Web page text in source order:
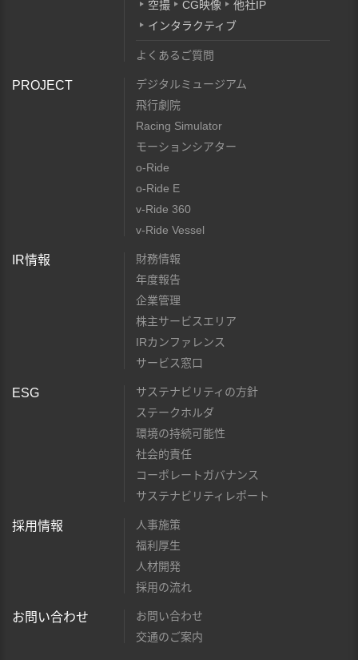
空撮
CG映像
他社IP
インタラクティブ
よくあるご質問
PROJECT
デジタルミュージアム
飛行劇院
Racing Simulator
モーションシアター
o-Ride
o-Ride E
v-Ride 360
v-Ride Vessel
IR情報
財務情報
年度報告
企業管理
株主サービスエリア
IRカンファレンス
サービス窓口
ESG
サステナビリティの方針
ステークホルダ
環境の持続可能性
社会的責任
コーポレートガバナンス
サステナビリティレポート
採用情報
人事施策
福利厚生
人材開発
採用の流れ
お問い合わせ
お問い合わせ
交通のご案内